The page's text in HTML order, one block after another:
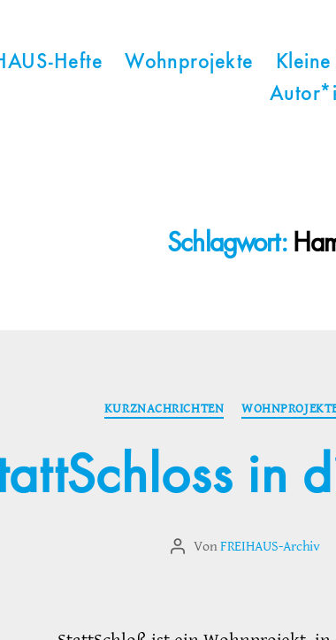
Hefte Wohnprojekte
Schlagwort:
KURZNACHRICHTEN
in
Beitragsautor
VonFREIHAUS-Archiv